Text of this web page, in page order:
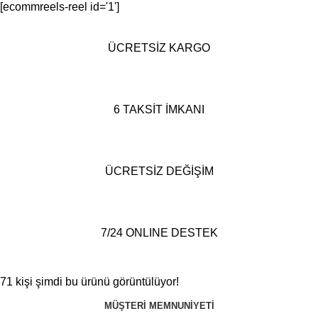
[ecommreels-reel id='1']
ÜCRETSİZ KARGO
6 TAKSİT İMKANI
ÜCRETSİZ DEĞİŞİM
7/24 ONLINE DESTEK
71 kişi şimdi bu ürünü görüntülüyor!
MÜŞTERI MEMNUNIYETI